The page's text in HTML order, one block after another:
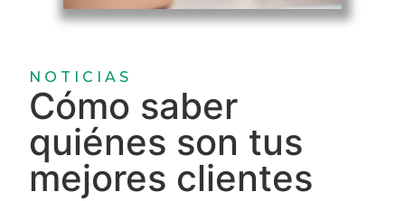
NOTICIAS
Cómo saber
quiénes son tus
mejores clientes